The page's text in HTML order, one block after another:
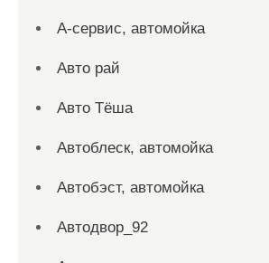
А-сервис, автомойка
Авто рай
Авто Тёша
Автоблеск, автомойка
Автобэст, автомойка
Автодвор_92